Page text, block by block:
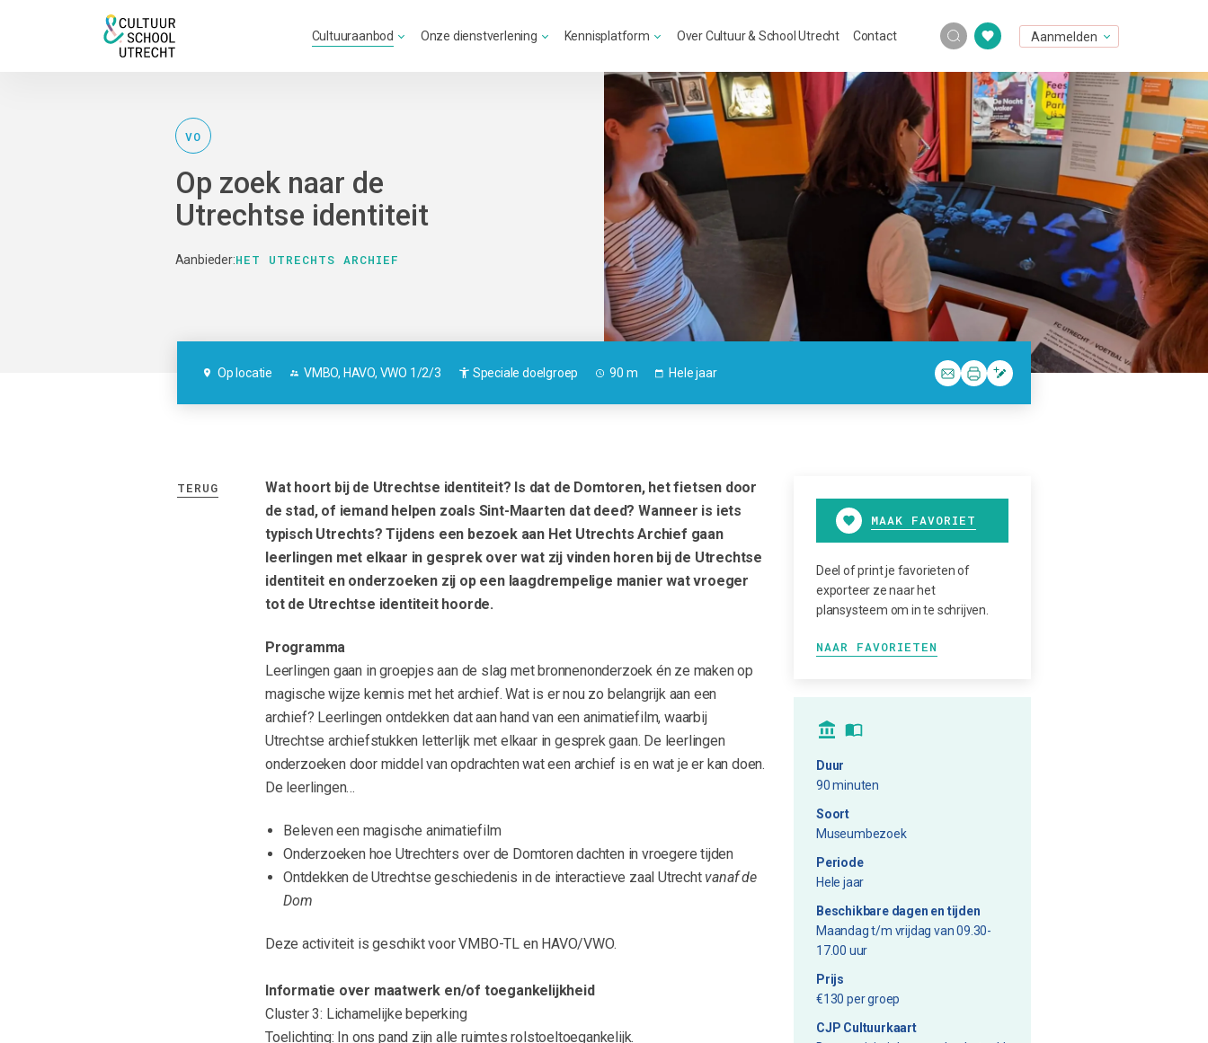
Cultuuraanbod Onze dienstverlening Kennisplatform Over Cultuur & School Utrecht Contact Aanmelden
VO
Op zoek naar de
Utrechtse identiteit
Aanbieder:HET UTRECHTS ARCHIEF
Op locatie VMBO, HAVO, VWO 1/2/3 Speciale doelgroep 90 m Hele jaar
TERUG
Wat hoort bij de Utrechtse identiteit? Is dat de Domtoren, het fietsen door
de stad, of iemand helpen zoals Sint-Maarten dat deed? Wanneer is iets
typisch Utrechts? Tijdens een bezoek aan Het Utrechts Archief gaan
leerlingen met elkaar in gesprek over wat zij vinden horen bij de Utrechtse
identiteit en onderzoeken zij op een laagdrempelige manier wat vroeger
tot de Utrechtse identiteit hoorde.
Programma
Leerlingen gaan in groepjes aan de slag met bronnenonderzoek én ze maken op
magische wijze kennis met het archief. Wat is er nou zo belangrijk aan een
archief? Leerlingen ontdekken dat aan hand van een animatiefilm, waarbij
Utrechtse archiefstukken letterlijk met elkaar in gesprek gaan. De leerlingen
onderzoeken door middel van opdrachten wat een archief is en wat je er kan doen.
De leerlingen…
Beleven een magische animatiefilm
Onderzoeken hoe Utrechters over de Domtoren dachten in vroegere tijden
Ontdekken de Utrechtse geschiedenis in de interactieve zaal Utrecht vanaf de
Dom
Deze activiteit is geschikt voor VMBO-TL en HAVO/VWO.
Informatie over maatwerk en/of toegankelijkheid
Cluster 3: Lichamelijke beperking
Toelichting: In ons pand zijn alle ruimtes rolstoeltoegankelijk.
MAAK FAVORIET
Deel of print je favorieten of
exporteer ze naar het
plansysteem om in te schrijven.
NAAR FAVORIETEN
Duur
90 minuten
Soort
Museumbezoek
Periode
Hele jaar
Beschikbare dagen en tijden
Maandag t/m vrijdag van 09.30-
17.00 uur
Prijs
€130 per groep
CJP Cultuurkaart